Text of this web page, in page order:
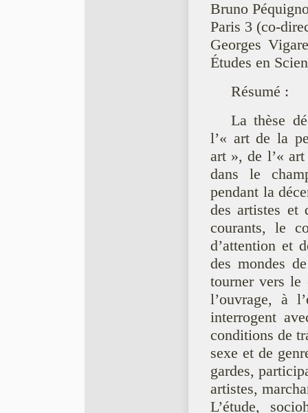
Bruno
Paris 3 (co-
Georges
Études en
Résumé :
La thèse
l’« art de la
art », de l’«
dans le
pendant la
des artistes et
courants, le
d’attention et
des mondes
tourner vers
l’ouvrage, à
interrogent
conditions de
sexe et de
gardes,
artistes,
L’étude,